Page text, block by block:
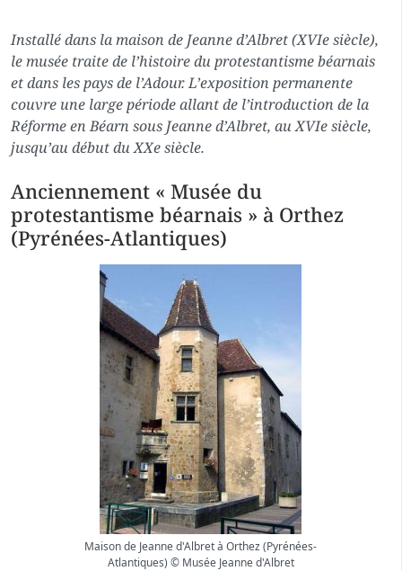
Installé dans la maison de Jeanne d’Albret (XVIe siècle),
le musée traite de l’histoire du protestantisme béarnais
et dans les pays de l’Adour. L’exposition permanente
couvre une large période allant de l’introduction de la
Réforme en Béarn sous Jeanne d’Albret, au XVIe siècle,
jusqu’au début du XXe siècle.
Anciennement « Musée du
protestantisme béarnais » à Orthez
(Pyrénées-Atlantiques)
Maison de Jeanne d'Albret à Orthez (Pyrénées-
Atlantiques) © Musée Jeanne d'Albret